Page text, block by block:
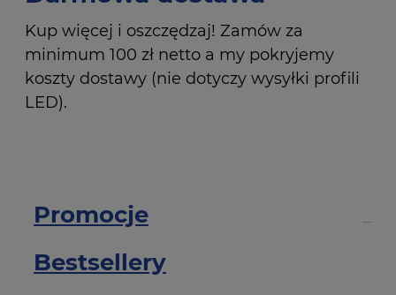
Kup więcej i oszczędzaj! Zamów za
minimum 100 zł netto a my pokryjemy
koszty dostawy (nie dotyczy wysyłki profili
LED).
Promocje
Bestsellery